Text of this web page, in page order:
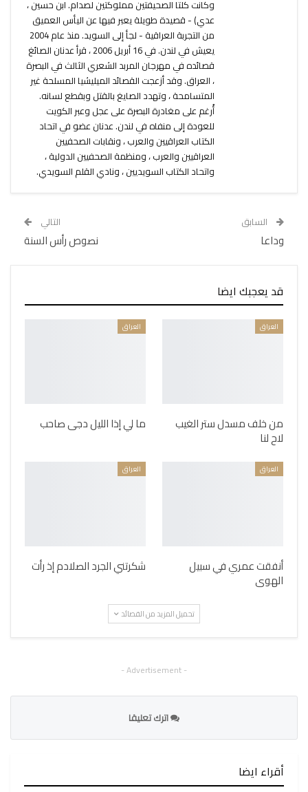
وكانت كلتا الصحيفتين مملوكتين لصدام. ابن حسين ،
عدي) - قصيدة طويلة يعبر فيها عن اليأس العميق
من التجربة العراقية - لجأ إلى السويد. منذ عام 2004
يعيش في لندن. في 16 أبريل 2006 ، قرأ عدنان الصائغ
قصائده في مهرجان المربد الشعري الثالث في البصرة
، العراق. وقد أزعجت القصائد الميليشيا المسلحة غير
المتسامحة ، وتهدد الصايغ بالقتل وبقطع لسانه.
أُرغم على مغادرة البصرة على عجل وعبر الكويت
للعودة إلى منفاه في لندن. عدنان عضو في اتحاد
الكتاب العراقيين والعرب ، ونقابات الصحفيين
العراقيين والعرب ، ومنظمة الصحفيين الدولية ،
واتحاد الكتاب السويديين ، ونادي القلم السويدي.
السابق
وداعا
التالي
نصوص رأس السنة
قد يعجبك ايضا
العراق
من خلف مسدل ستر الغيب
لاح لنا
العراق
ما لي إذا الليل دجى صاحب
العراق
أنفقت عمري في سبيل
الهوى
العراق
شكرتني الجرد الصلادم إذ رأت
تحميل المزيد من القصائد
- Advertisement -
اترك تعليقا
أقراء ايضا